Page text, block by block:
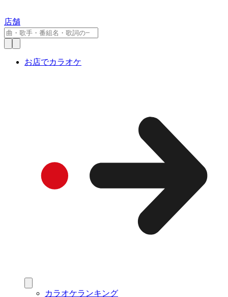
店舗
お店でカラオケ
カラオケランキング